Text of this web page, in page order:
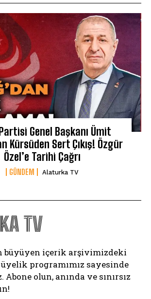
Genel Başkanı Ümit
Kürsüden Sert Çıkış! Özgür
Özel’e Tarihi Çağrı
GÜNDEM Alaturka TV
TV
büyüyen içerik arşivimizdeki
programımız sayesinde
olun, anında ve sınırsız